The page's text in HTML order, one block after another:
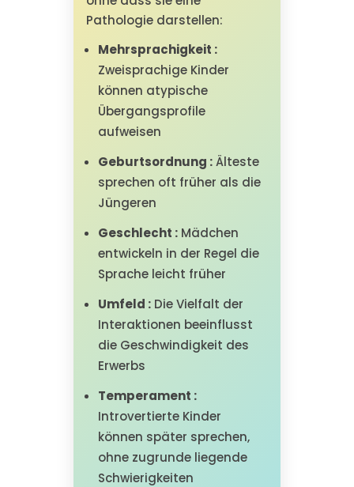
Pathologie darstellen:
Mehrsprachigkeit :
Zweisprachige Kinder
können atypische
Übergangsprofile
aufweisen
Geburtsordnung :Älteste
sprechen oft früher als die
Jüngeren
Geschlecht :Mädchen
entwickeln in der Regel die
Sprache leicht früher
Umfeld :Die Vielfalt der
Interaktionen beeinflusst
die Geschwindigkeit des
Erwerbs
Temperament :
Introvertierte Kinder
können später sprechen,
ohne zugrunde liegende
Schwierigkeiten